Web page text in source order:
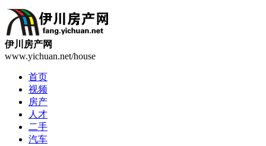
伊川房产网
www.yichuan.net/house
首页
视频
房产
人才
二手
汽车